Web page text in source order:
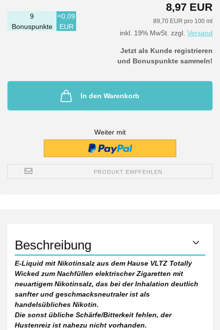
8,97 EUR
89,70 EUR pro 100 ml
inkl. 19% MwSt. zzgl. Versand
9
Bonuspunkte
≈0,09
EUR
Jetzt als Kunde registrieren
und Bonuspunkte sammeln!
In den Warenkorb
Weiter mit
PRODUKT EMPFEHLEN
Beschreibung
E-Liquid mit Nikotinsalz aus dem Hause VLTZ Totally
Wicked zum Nachfüllen elektrischer Zigaretten mit
neuartigem Nikotinsalz, das bei der Inhalation deutlich
sanfter und geschmacksneutraler ist als
handelsübliches Nikotin.
Die sonst übliche Schärfe/Bitterkeit fehlen, der
Hustenreiz ist nahezu nicht vorhanden.